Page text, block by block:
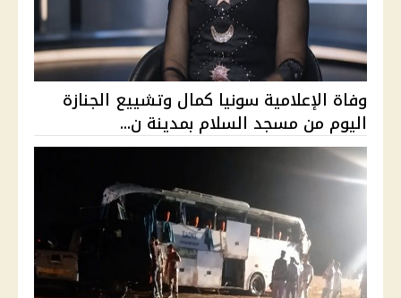
وفاة الإعلامية سونيا كمال وتشييع الجنازة
اليوم من مسجد السلام بمدينة ن...